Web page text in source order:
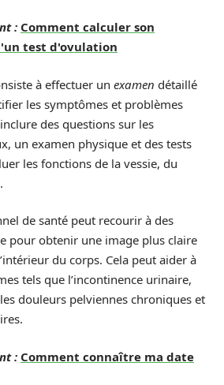
: Comment calculer son
test d'ovulation
à effectuer un examen détaillé
les symptômes et problèmes
des questions sur les
un examen physique et des tests
les fonctions de la vessie, du
de santé peut recourir à des
pour obtenir une image plus claire
du corps. Cela peut aider à
tels que l’incontinence urinaire,
douleurs pelviennes chroniques et
: Comment connaître ma date